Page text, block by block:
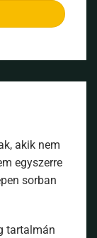
akik nem
egyszerre
sorban
tartalmán